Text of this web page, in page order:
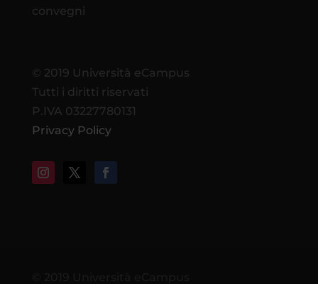
convegni
© 2019 Università eCampus
Tutti i diritti riservati
P.IVA 03227780131
Privacy Policy